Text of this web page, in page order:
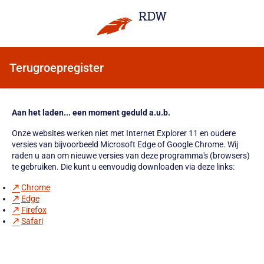
Terugroepregister
Aan het laden... een moment geduld a.u.b.
Onze websites werken niet met Internet Explorer 11 en oudere
versies van bijvoorbeeld Microsoft Edge of Google Chrome. Wij
raden u aan om nieuwe versies van deze programma's (browsers)
te gebruiken. Die kunt u eenvoudig downloaden via deze links:
Chrome
Edge
Firefox
Safari